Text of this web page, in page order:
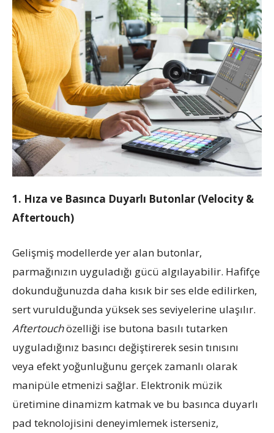
1. Hıza ve Basınca Duyarlı Butonlar (Velocity &
Aftertouch)
Gelişmiş modellerde yer alan butonlar,
parmağınızın uyguladığı gücü algılayabilir. Hafifçe
dokunduğunuzda daha kısık bir ses elde edilirken,
sert vurulduğunda yüksek ses seviyelerine ulaşılır.
Aftertouchözelliği ise butona basılı tutarken
uyguladığınız basıncı değiştirerek sesin tınısını
veya efekt yoğunluğunu gerçek zamanlı olarak
manipüle etmenizi sağlar. Elektronik müzik
üretimine dinamizm katmak ve bu basınca duyarlı
pad teknolojisini deneyimlemek isterseniz,